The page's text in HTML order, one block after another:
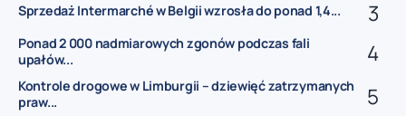
Sprzedaż Intermarché w Belgii wzrosła do ponad 1,4...
Ponad 2 000 nadmiarowych zgonów podczas fali
upałów...
Kontrole drogowe w Limburgii – dziewięć zatrzymanych
praw...